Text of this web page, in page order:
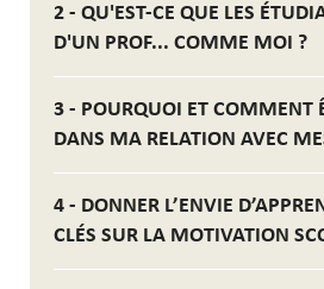
2 - QU'EST-CE QUE LES
D'UN PROF... COMME MOI ?
3 - POURQUOI ET COMMENT
DANS MA RELATION AVEC
4 - DONNER L’ENVIE
CLÉS SUR LA MOTIVATION